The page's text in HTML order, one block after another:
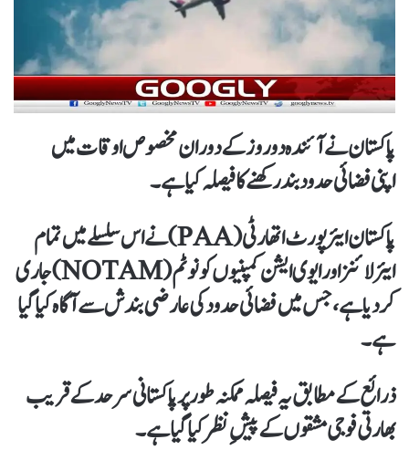
پاکستان نے آئندہدو روزکے دوران مخصوص اوقات میں
اپنیفضائی حدود بند رکھنےکا فیصلہ کیا ہے۔
پاکستان ایئرپورٹ اتھارٹی (PAA)
نے اس سلسلے میں تمام
ایئرلائنز اور ایوی ایشن کمپنیوں کو نوٹم (NOTAM) جاری
کر دیا ہے، جس میں فضائی حدود کی عارضی بندش سے آگاہ کیا گیا
ہے۔
ذرائع کے مطابق یہ فیصلہ ممکنہ طور پرپاکستانی سرحد کے قریب
بھارتی فوجی مشقوںکے پیشِ نظر کیا گیا ہے۔